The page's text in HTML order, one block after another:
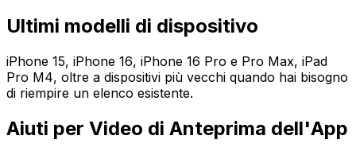
Ultimi modelli di dispositivo
iPhone 15, iPhone 16, iPhone 16 Pro e Pro Max, iPad
Pro M4, oltre a dispositivi più vecchi quando hai bisogno
di riempire un elenco esistente.
Aiuti per Video di Anteprima dell'App